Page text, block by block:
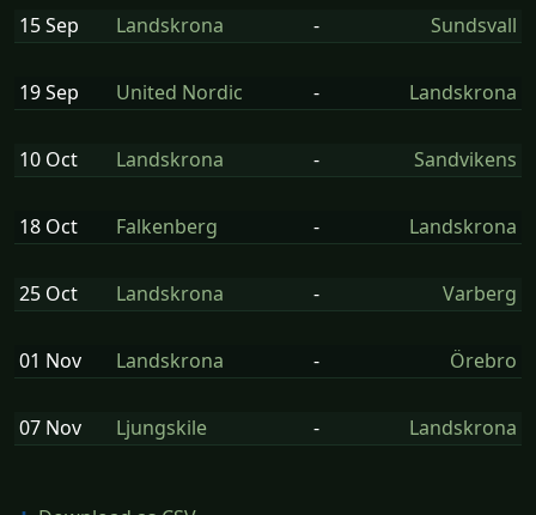
15 Sep Landskrona - Sundsvall
19 Sep United Nordic - Landskrona
10 Oct Landskrona - Sandvikens
18 Oct Falkenberg - Landskrona
25 Oct Landskrona - Varberg
01 Nov Landskrona - Örebro
07 Nov Ljungskile - Landskrona